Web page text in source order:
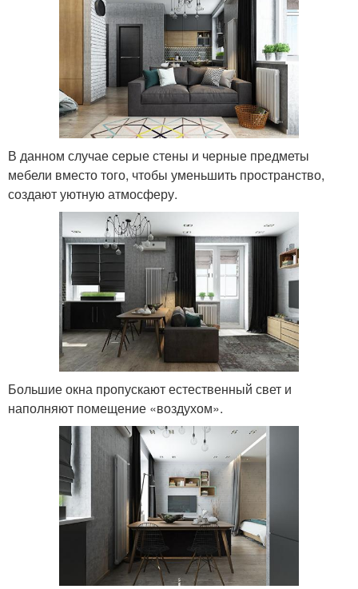
В данном случае серые стены и черные предметы
мебели вместо того, чтобы уменьшить пространство,
создают уютную атмосферу.
Большие окна пропускают естественный свет и
наполняют помещение «воздухом».